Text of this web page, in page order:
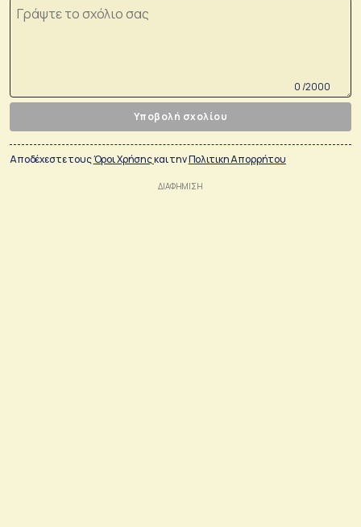
0 /2000
Υποβολή σχολίου
Αποδέχεστε τουςΌροι Χρήσηςκαι τηνΠολιτικη Απορρήτου